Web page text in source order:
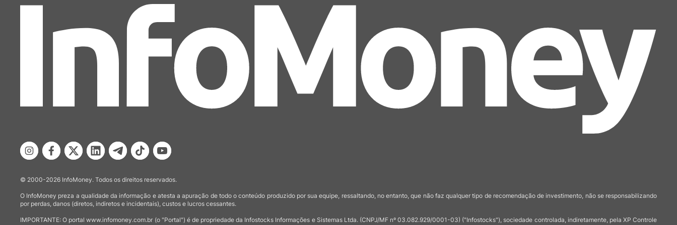
© 2000-2026 InfoMoney. Todos os direitos reservados.
O InfoMoney preza a qualidade da informação e atesta a apuração de todo o conteúdo produzido por sua equipe, ressaltando, no entanto, que não faz qualquer tipo de recomendação de investimento, não se responsabilizando
por perdas, danos (diretos, indiretos e incidentais), custos e lucros cessantes.
IMPORTANTE: O portal www.infomoney.com.br (o "Portal") é de propriedade da Infostocks Informações e Sistemas Ltda. (CNPJ/MF nº 03.082.929/0001-03) ("Infostocks"), sociedade controlada, indiretamente, pela XP Controle